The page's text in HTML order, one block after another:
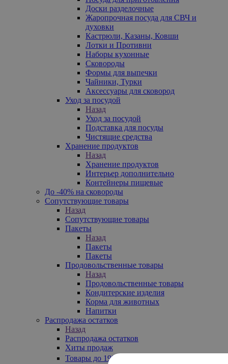
Доски разделочные
Жаропрочная посуда для СВЧ и
духовки
Кастрюли, Казаны, Ковши
Лотки и Противни
Наборы кухонные
Сковороды
Формы для выпечки
Чайники, Турки
Аксессуары для сковород
Уход за посудой
Назад
Уход за посудой
Подставка для посуды
Чистящие средства
Хранение продуктов
Назад
Хранение продуктов
Интерьер дополнительно
Контейнеры пищевые
До -40% на сковороды
Сопутствующие товары
Назад
Сопутствующие товары
Пакеты
Назад
Пакеты
Пакеты
Продовольственные товары
Назад
Продовольственные товары
Кондитерские изделия
Корма для животных
Напитки
Распродажа остатков
Назад
Распродажа остатков
Хиты продаж
Товары до 199₽